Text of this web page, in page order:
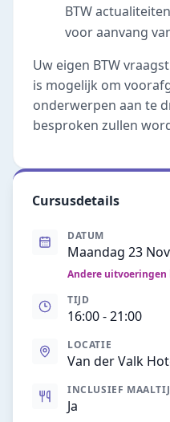
BTW
voor aanvang
Uw eigen BTW
is mogelijk om
onderwerpen aan te
besproken zullen
Cursusdetails
DATUM
Maandag 23
Andere uitvoeringen
TIJD
16:00- 21:00
LOCATIE
Van der Valk
INCLUSIEF
Ja